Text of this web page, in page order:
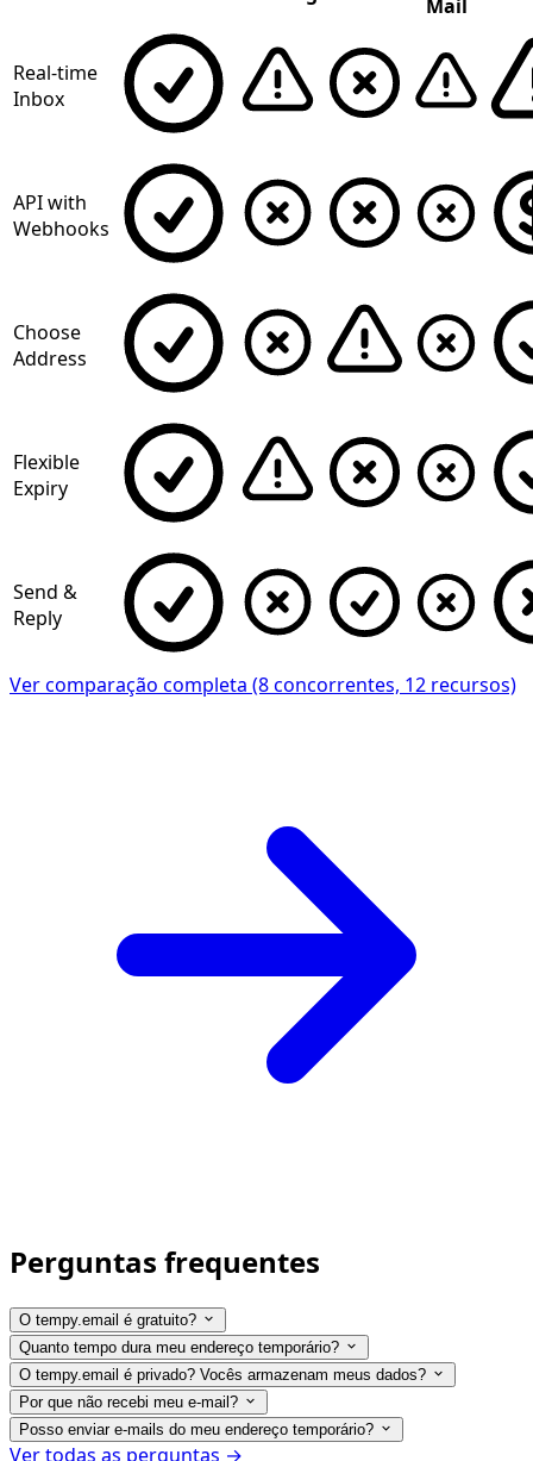
Mail
Real-time
Inbox
API with
Webhooks
Choose
Address
Flexible
Expiry
Send &
Reply
Ver comparação completa (8 concorrentes, 12 recursos)
Perguntas frequentes
O tempy.email é gratuito?
Quanto tempo dura meu endereço temporário?
O tempy.email é privado? Vocês armazenam meus dados?
Por que não recebi meu e-mail?
Posso enviar e-mails do meu endereço temporário?
Ver todas as perguntas →